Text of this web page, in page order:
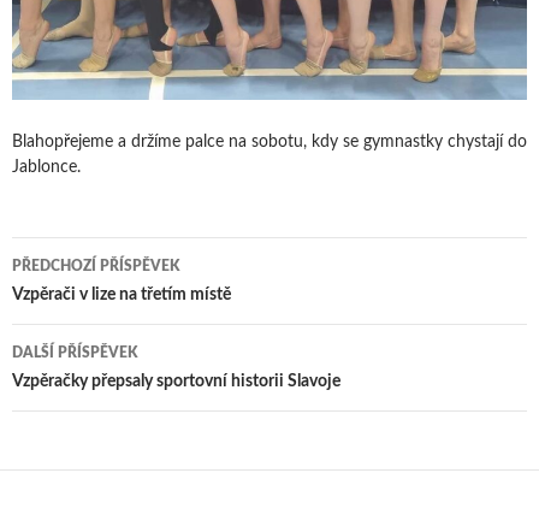
Blahopřejeme a držíme palce na sobotu, kdy se gymnastky chystají do
Jablonce.
Navigace
pro
příspěvky
PŘEDCHOZÍ PŘÍSPĚVEK
Vzpěrači v lize na třetím místě
DALŠÍ PŘÍSPĚVEK
Vzpěračky přepsaly sportovní historii Slavoje